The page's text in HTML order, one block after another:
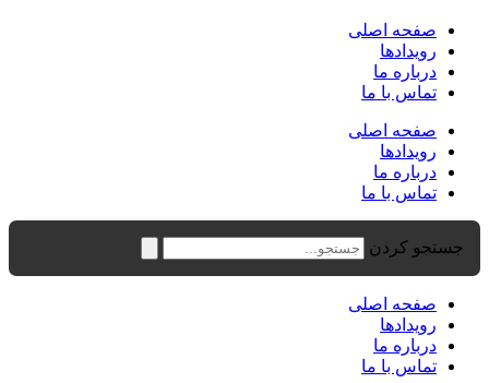
صفحه اصلی
رویدادها
درباره ما
تماس با ما
صفحه اصلی
رویدادها
درباره ما
تماس با ما
جستجو کردن
صفحه اصلی
رویدادها
درباره ما
تماس با ما